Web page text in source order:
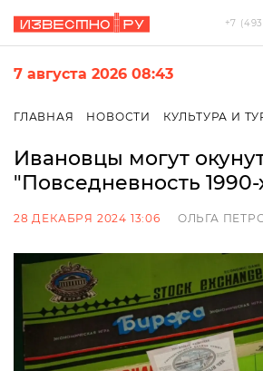
+7
7 августа 2026 08:43
ГЛАВНАЯ НОВОСТИ КУЛЬТУРА И
Ивановцы могут
"Повседневность 1990-
28 ДЕКАБРЯ 2024 13:06 ОЛЬГА